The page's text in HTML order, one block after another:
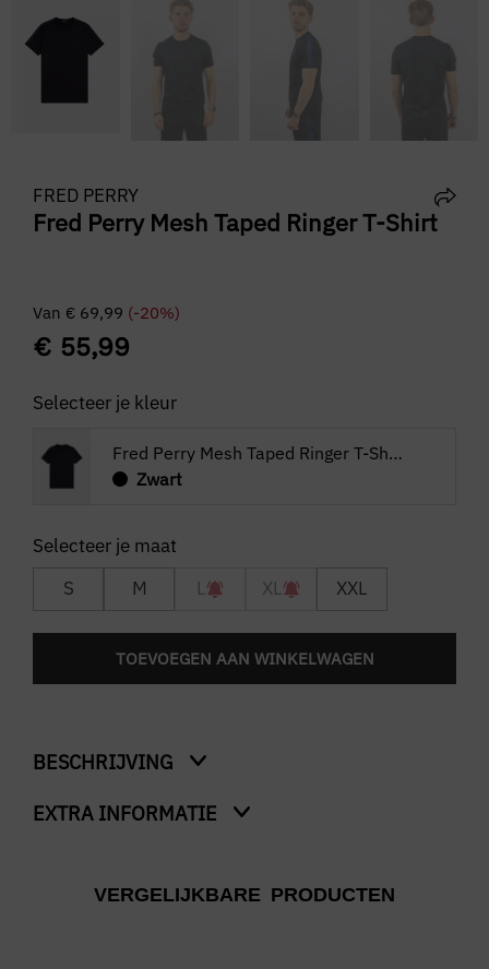
FRED PERRY
Fred Perry Mesh Taped Ringer T-Shirt
Van € 69,99 (-20%)
€ 55,99
Selecteer je kleur
Fred Perry Mesh Taped Ringer T-Shirt
Zwart
S M L XL XXL
TOEVOEGEN AAN WINKELWAGEN
BESCHRIJVING
Mesh Taped Ringer T-Shirt
EXTRA INFORMATIE
ZwartVERGELIJKBARE PRODUCTEN